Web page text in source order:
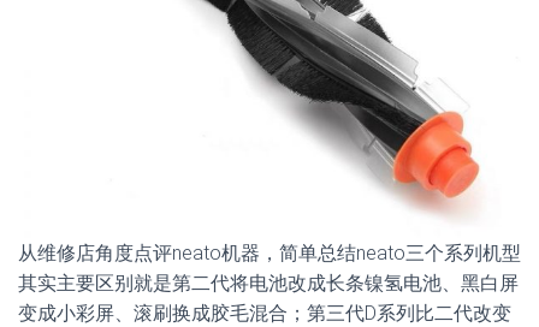
从维修店角度点评neato机器，简单总结neato三个系列机型
其实主要区别就是第二代将电池改成长条镍氢电池、黑白屏
变成小彩屏、滚刷换成胶毛混合；第三代D系列比二代改变